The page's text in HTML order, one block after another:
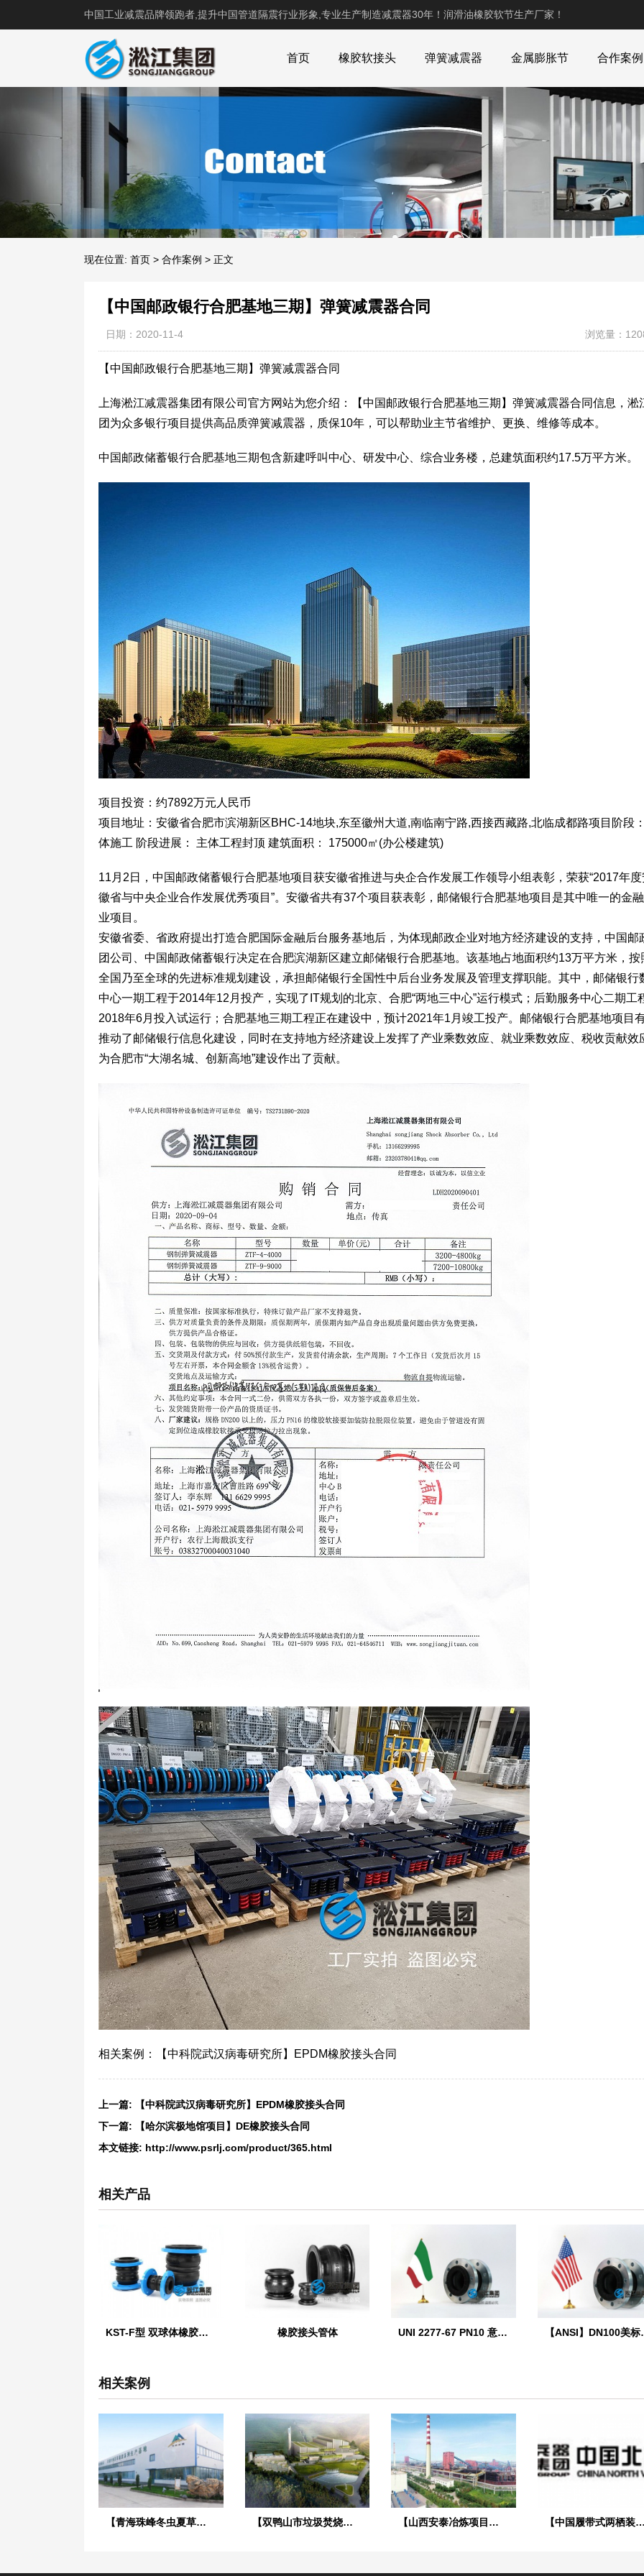
中国工业减震品牌领跑者,提升中国管道隔震行业形象,专业生产制造减震器30年！润滑油橡胶软节生产厂家！
首页 橡胶软接头 弹簧减震器 金属膨胀节 合作案例
现在位置: 首页 > 合作案例 > 正文
【中国邮政银行合肥基地三期】弹簧减震器合同
日期：2020-11-4 浏览量：
【中国邮政银行合肥基地三期】弹簧减震器合同
上海淞江减震器集团有限公司官方网站为您介绍：【中国邮政银行合肥基地三期】弹簧减震器合同信息，淞
团为众多银行项目提供高品质弹簧减震器，质保10年，可以帮助业主节省维护、更换、维修等成本。
中国邮政储蓄银行合肥基地三期包含新建呼叫中心、研发中心、综合业务楼，总建筑面积约17.5万平方米。
项目投资：约7892万元人民币
项目地址：安徽省合肥市滨湖新区BHC-14地块,东至徽州大道,南临南宁路,西接西藏路,北临成都路项目阶段
体施工 阶段进展： 主体工程封顶 建筑面积： 175000㎡(办公楼建筑)
11月2日，中国邮政储蓄银行合肥基地项目获安徽省推进与央企合作发展工作领导小组表彰，荣获“2017年度
徽省与中央企业合作发展优秀项目”。安徽省共有37个项目获表彰，邮储银行合肥基地项目是其中唯一的金
业项目。
安徽省委、省政府提出打造合肥国际金融后台服务基地后，为体现邮政企业对地方经济建设的支持，中国邮
团公司、中国邮政储蓄银行决定在合肥滨湖新区建立邮储银行合肥基地。该基地占地面积约13万平方米，按
全国乃至全球的先进标准规划建设，承担邮储银行全国性中后台业务发展及管理支撑职能。其中，邮储银行
中心一期工程于2014年12月投产，实现了IT规划的北京、合肥“两地三中心”运行模式；后勤服务中心二期工
2018年6月投入试运行；合肥基地三期工程正在建设中，预计2021年1月竣工投产。邮储银行合肥基地项目
推动了邮储银行信息化建设，同时在支持地方经济建设上发挥了产业乘数效应、就业乘数效应、税收贡献效
为合肥市“大湖名城、创新高地”建设作出了贡献。
相关案例：【中科院武汉病毒研究所】EPDM橡胶接头合同
上一篇:
【中科院武汉病毒研究所】EPDM橡胶接头合同
下一篇:
【哈尔滨极地馆项目】DE橡胶接头合同
本文链接: http://www.psrlj.com/product/365.html
相关产品
KST-F型 双球体橡胶接头 橡胶接头管体 UNI 2277-67 PN10 意大利标准橡胶膨胀节 【
相关案例
【青海珠峰冬虫夏草工厂】金属软管合同 【双鸭山市垃圾焚烧发电项目】ZTY-50吊式减振器合同 【山西安泰冶炼项目】橡胶接头合同 【中国履带式两栖装甲车辆项目】橡胶接头合同